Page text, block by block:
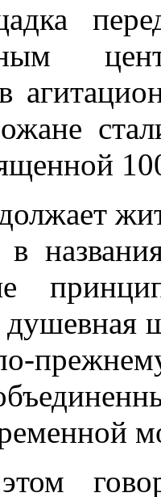
в
в
душевная